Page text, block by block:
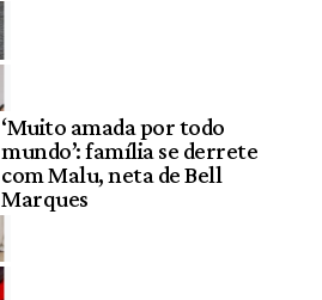
‘Muito amada por todo
mundo’: família se derrete
com Malu, neta de Bell
Marques